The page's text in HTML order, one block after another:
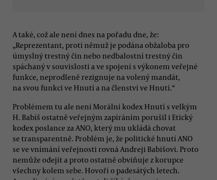
A také, což ale není dnes na pořadu dne, že:
„Reprezentant, proti němuž je podána obžaloba pro
úmyslný trestný čin nebo nedbalostní trestný čin
spáchaný v souvislosti a ve spojení s výkonem veřejné
funkce, neprodleně rezignuje na volený mandát,
na svou funkci ve Hnutí a na členství ve Hnutí.“
Problémem tu ale není Morální kodex Hnutí s velkým
H. Babiš ostatně veřejným zapíráním porušil i Etický
kodex poslance za ANO, který mu ukládá chovat
se transparentně. Problém je, že politické hnutí ANO
se ve vnímání veřejnosti rovná Andreji Babišovi. Proto
nemůže odejít a proto ostatně obviňuje z korupce
všechny kolem sebe. Hovoří o padesátých letech.